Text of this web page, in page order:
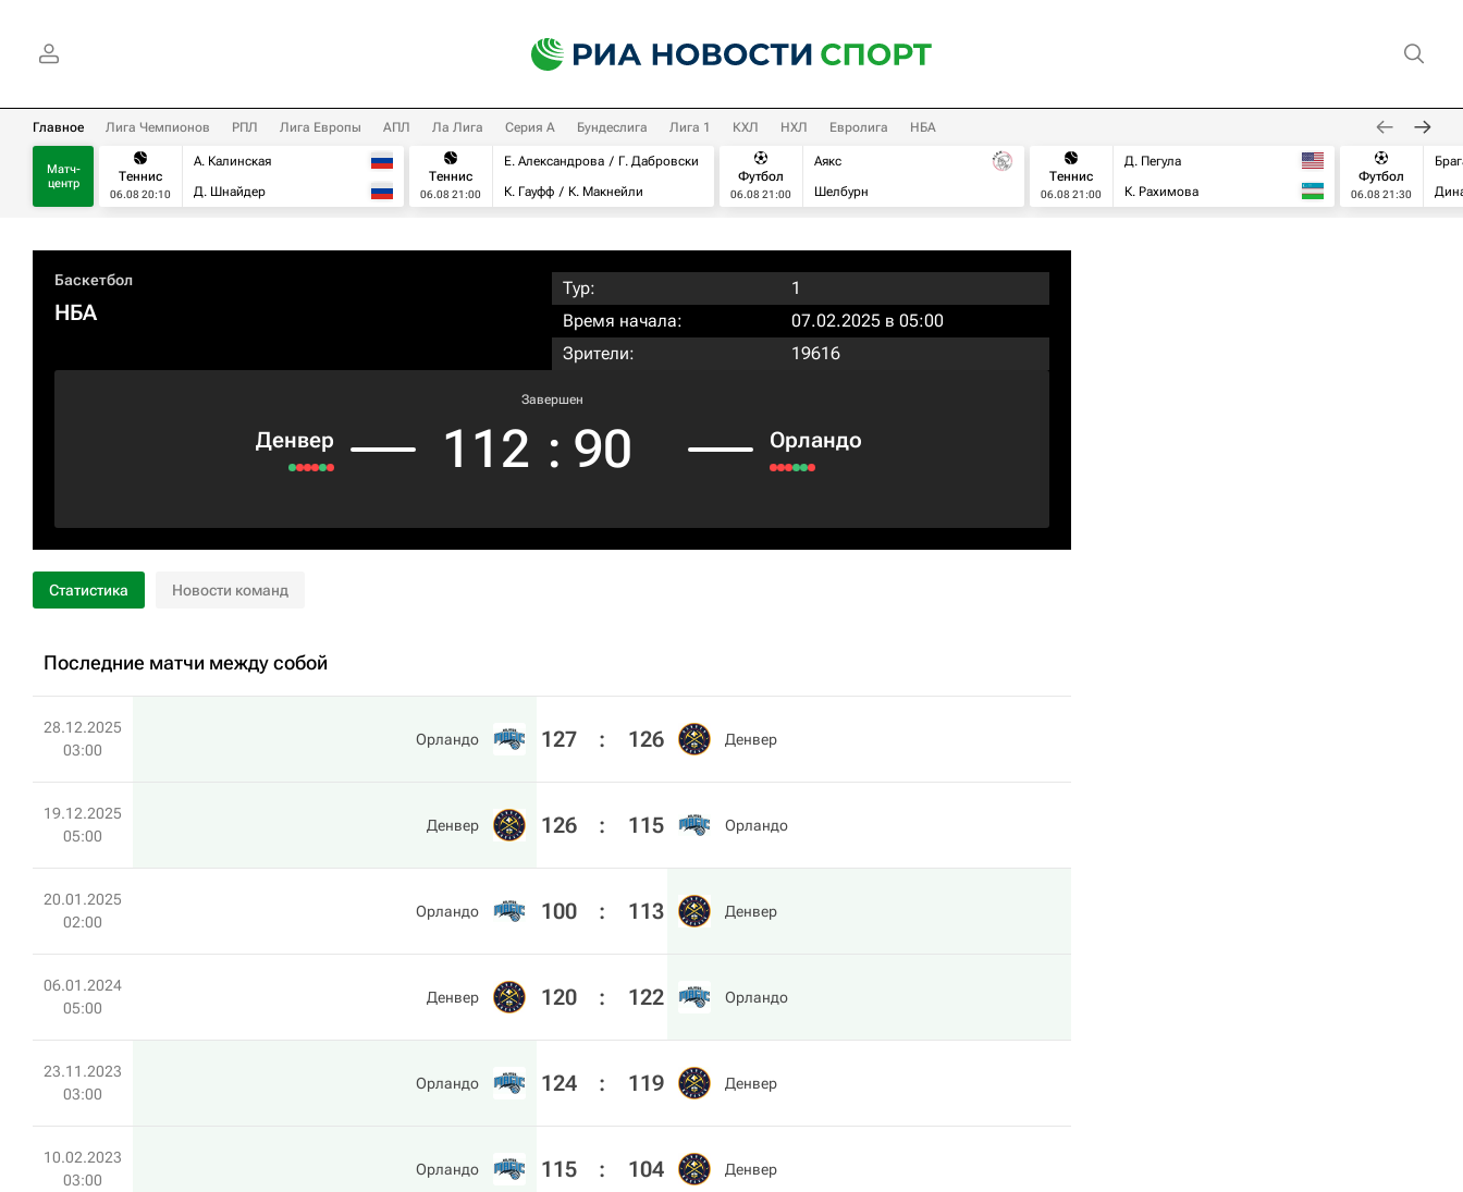
Главное Лига Чемпионов РПЛ Лига Европы АПЛ Ла Лига Серия А Бундеслига Лига 1 КХЛ НХЛ Евролига НБА
Матч-
центр
Теннис
06.08 20:10
А. Калинская
Д. Шнайдер
Теннис
06.08 21:00
Е. Александрова
Г. Дабровски
К. Гауфф
К. Макнейли
Футбол
06.08 21:00
Аякс
Шелбурн
Теннис
06.08 21:00
Д. Пегула
К. Рахимова
Футбол
06.08 21:30
Баскетбол
НБА
Тур:
1
Время начала:
07.02.2025 в 05:00
Зрители:
19616
Денвер
Завершен
112 : 90 Орландо
Статистика Новости команд
Последние матчи между собой
28.12.2025
03:00
Орландо 127 : 126 Денвер
19.12.2025
05:00
Денвер 126 : 115 Орландо
20.01.2025
02:00
Орландо 100 : 113 Денвер
06.01.2024
05:00
Денвер 120 : 122 Орландо
23.11.2023
03:00
Орландо 124 : 119 Денвер
10.02.2023
03:00
Орландо 115 : 104 Денвер